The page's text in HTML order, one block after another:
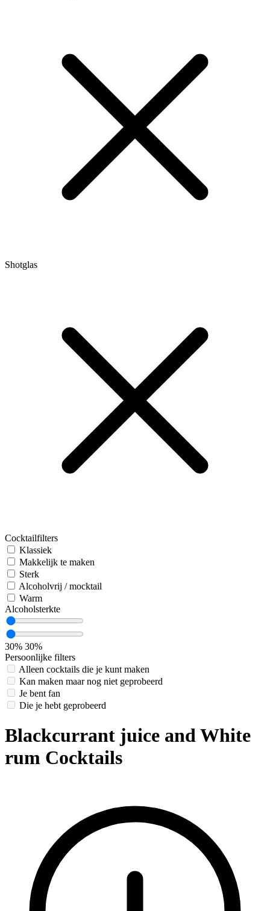
Shotglas
Cocktailfilters
Klassiek
Makkelijk te maken
Sterk
Alcoholvrij / mocktail
Warm
Alcoholsterkte
30% 30%
Persoonlijke filters
Alleen cocktails die je kunt maken
Kan maken maar nog niet geprobeerd
Je bent fan
Die je hebt geprobeerd
Blackcurrant juice and White
rum Cocktails